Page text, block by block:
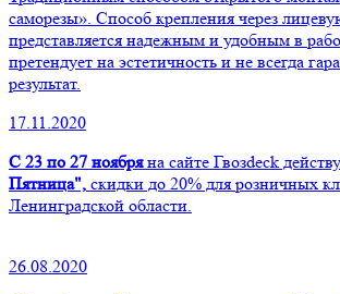
саморезы». Способ крепления через
представляется надежным и удобным в
претендует на эстетичность и не всегда
результат.
17.11.2020
С 23 по 27 ноябряна сайте Гвозdeck
Пятница", скидки до 20% для розничных
Ленинградской области.
26.08.2020